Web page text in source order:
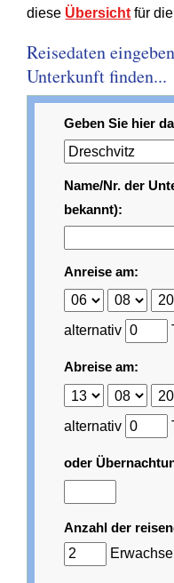
diese Übersicht für
Reisedaten
Unterkunft finden...
Geben Sie hier
Name/Nr. der
bekannt):
Anreise am:
alternativ
Abreise am:
alternativ
oder
Anzahl der